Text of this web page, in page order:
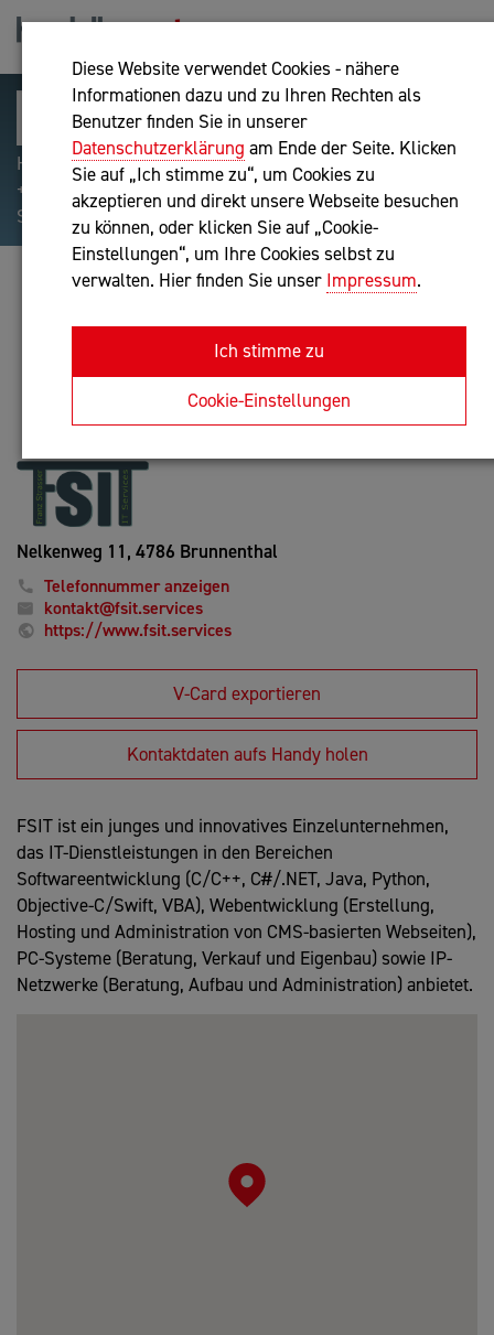
Diese Website verwendet Cookies - nähere
Informationen dazu und zu Ihren Rechten als
Benutzer finden Sie in unserer
Datenschutzerklärung am Ende der Seite. Klicken
Sie auf „Ich stimme zu“, um Cookies zu
akzeptieren und direkt unsere Webseite besuchen
zu können, oder klicken Sie auf „Cookie-
Einstellungen“, um Ihre Cookies selbst zu
verwalten. Hier finden Sie unser Impressum.
Ich stimme zu
Cookie-Einstellungen
Hilfreiche Suchparameter: Begriff einschließen:
+webshop, Begriff ausschließen: -webshop, Exakter
Suchbegriff: "internet of things"
FRANZ STRASSER
IT-Dienstleistung
Anfrage oder Rückruf
Nelkenweg 11, 4786 Brunnenthal
Telefonnummer anzeigen
kontakt@fsit.services
https://www.fsit.services
V-Card exportieren
Kontaktdaten aufs Handy holen
FSIT ist ein junges und innovatives Einzelunternehmen,
das IT-Dienstleistungen in den Bereichen
Softwareentwicklung (C/C++, C#/.NET, Java, Python,
Objective-C/Swift, VBA), Webentwicklung (Erstellung,
Hosting und Administration von CMS-basierten Webseiten),
PC-Systeme (Beratung, Verkauf und Eigenbau) sowie IP-
Netzwerke (Beratung, Aufbau und Administration) anbietet.